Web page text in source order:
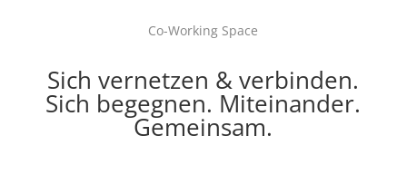
Co-Working Space
Sich vernetzen & verbinden.
Sich begegnen. Miteinander.
Gemeinsam.